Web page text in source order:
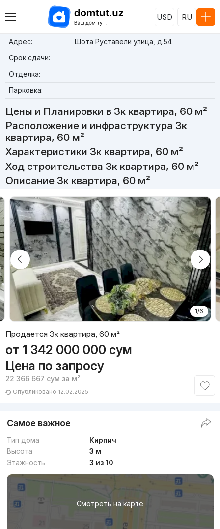
USD RU
Адрес:
Шота Руставели улица, д.54
Срок сдачи:
Отделка:
Парковка:
Цены и Планировки в 3к квартира, 60 м²
Расположение и инфраструктура 3к
квартира, 60 м²
Характеристики 3к квартира, 60 м²
Ход строительства 3к квартира, 60 м²
Описание 3к квартира, 60 м²
1/6
Продается 3к квартира, 60 м²
от 1 342 000 000 сум
Цена по запросу
22 366 667 сум за м²
Опубликовано 12.02.2025
Самое важное
Тип дома
Кирпич
Высота
3 м
Этажность
3 из 10
Смотреть на карте